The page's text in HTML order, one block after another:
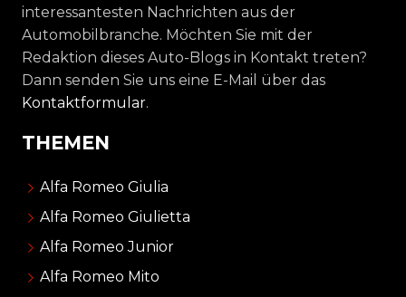
interessantesten Nachrichten aus der
Automobilbranche. Möchten Sie mit der
Redaktion dieses Auto-Blogs in Kontakt treten?
Dann senden Sie uns eine E-Mail über das
Kontaktformular.
THEMEN
Alfa Romeo Giulia
Alfa Romeo Giulietta
Alfa Romeo Junior
Alfa Romeo Mito